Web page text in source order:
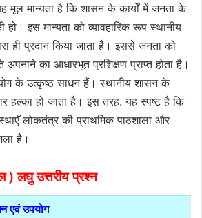
मूल मान्यता है कि शासन के कार्यों में जनता के
हो। इस मान्यता को व्यावहारिक रूप स्थानीय
ही प्रदान किया जाता है। इससे जनता को
अपनाने का आधारभूत प्रशिक्षण प्राप्त होता है।
के उत्कृष्ठ साधन हैं। स्थानीय शासन के
हल्का हो जाता है। इस तरह. यह स्पष्ट है कि
लोकतंत्र की प्राथमिक पाठशाला और
है।
लघु उत्तरीय प्रश्न
एवं उपयोग